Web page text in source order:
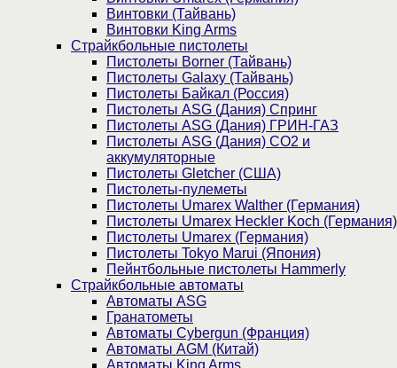
Винтовки (Тайвань)
Винтовки King Arms
Страйкбольные пистолеты
Пистолеты Borner (Тайвань)
Пистолеты Galaxy (Тайвань)
Пистолеты Байкал (Россия)
Пистолеты ASG (Дания) Спринг
Пистолеты ASG (Дания) ГРИН-ГАЗ
Пистолеты ASG (Дания) CO2 и
аккумуляторные
Пистолеты Gletcher (США)
Пистолеты-пулеметы
Пистолеты Umarex Walther (Германия)
Пистолеты Umarex Heckler Koch (Германия)
Пистолеты Umarex (Германия)
Пистолеты Tokyo Marui (Япония)
Пейнтбольные пистолеты Hammerly
Страйкбольные автоматы
Автоматы ASG
Гранатометы
Автоматы Cybergun (Франция)
Автоматы AGM (Китай)